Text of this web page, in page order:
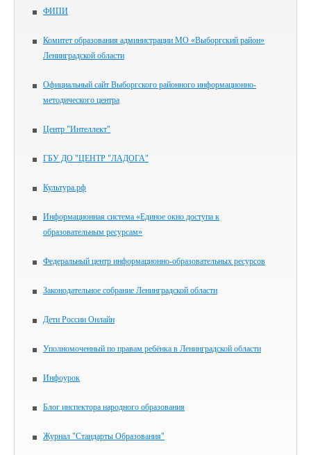
ФИПИ
Комитет образования администрации МО «Выборгский район»
Ленинградской области
Официальный сайт Выборгского районного информационно-
методического центра
Центр "Интеллект"
ГБУ ДО "ЦЕНТР "ЛАДОГА"
Культура.рф
Информационная система «Единое окно доступа к
образовательным ресурсам»
Федеральный центр информационно-образовательных ресурсов
Законодательное собрание Ленинградской области
Дети России Онлайн
Уполномоченный по правам ребёнка в Ленинградской области
Инфоурок
Блог инспектора народного образования
Журнал "Стандарты Образования"